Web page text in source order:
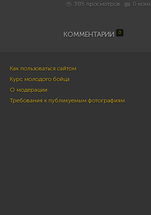
385 просмотров
0
КОММЕНТАРИИ 0
Как пользоваться сайтом
Курс молодого бойца
О модерации
Требования к публикуемым фотографиям